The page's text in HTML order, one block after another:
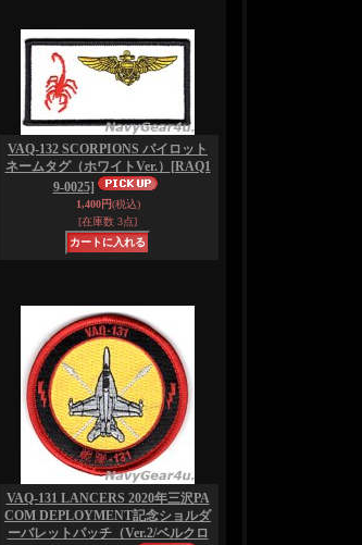
VAQ-132 SCORPIONS パイロット
ネームタグ（ホワイトVer.）
[RAQ1
9-0025]
1,400円(税込)
[在庫数 3点]
VAQ-131 LANCERS 2020年三沢PA
COM DEPLOYMENT記念ショルダ
ーバレットパッチ（Ver.2/ベルクロ